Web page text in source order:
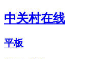
中关村在线
平板